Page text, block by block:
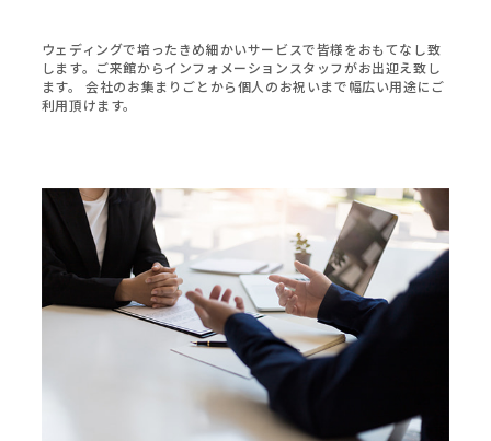
ウェディングで培ったきめ細かいサービスで皆様をおもてなし致
します。ご来館からインフォメーションスタッフがお出迎え致し
ます。 会社のお集まりごとから個人のお祝いまで幅広い用途にご
利用頂けます。